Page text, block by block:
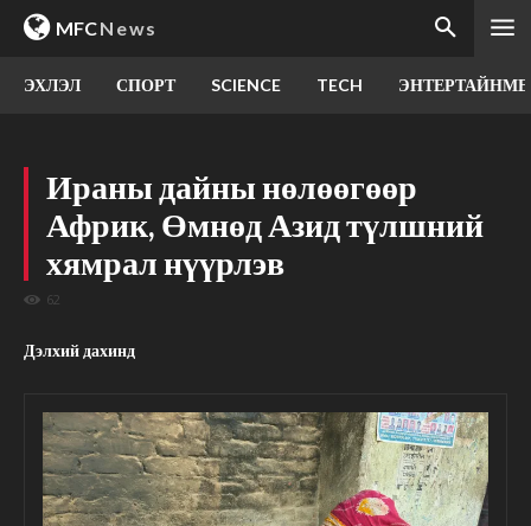
MFCNews
ЭХЛЭЛ СПОРТ SCIENCE TECH
Ираны дайны нөлөөгөөр
Африк, Өмнөд Азид түлшний
хямрал нүүрлэв
62
Дэлхий дахинд